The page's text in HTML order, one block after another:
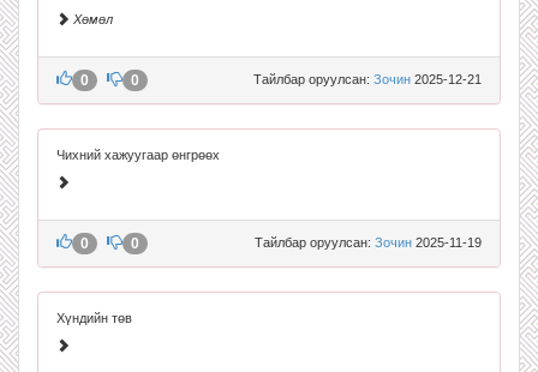
Хөмөл
Тайлбар оруулсан: Зочин 2025-12-21
0 0
Чихний хажуугаар өнгрөөх
Тайлбар оруулсан: Зочин 2025-11-19
0 0
Хүндийн төв